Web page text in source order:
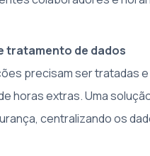
tratamento de dados
precisam ser tratadas
horas extras. Uma
centralizando os